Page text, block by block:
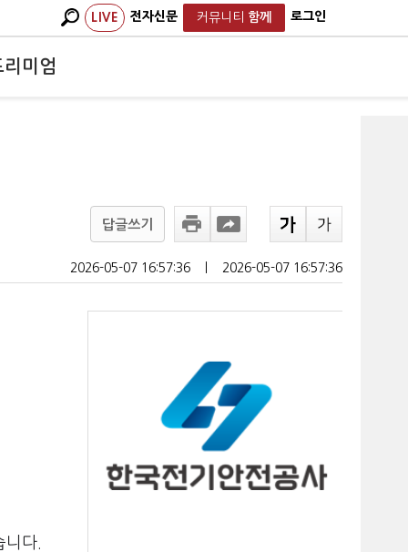
LIVE 전자신문 커뮤니티 함께 로그인
리미엄
답글쓰기
2026-05-07 16:57:36 2026-05-07 16:57:36
다.